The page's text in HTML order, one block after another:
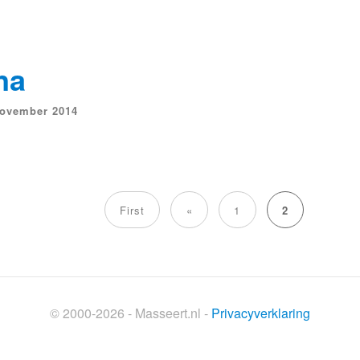
2014
First « 1 2
© 2000-2026 - Masseert.nl - Privacyverklaring